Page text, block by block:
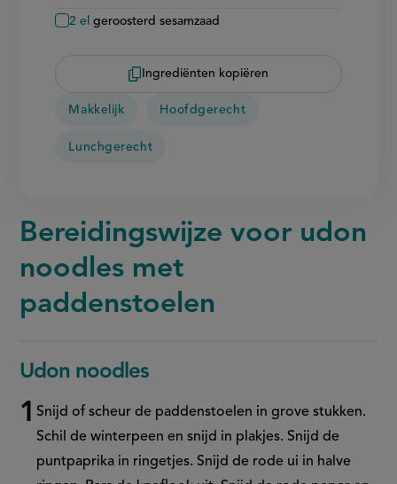
2 el geroosterd sesamzaad
Ingrediënten kopiëren
Makkelijk Hoofdgerecht
Lunchgerecht
Bereidingswijze voor udon
noodles met
paddenstoelen
Udon noodles
Snijd of scheur de paddenstoelen in grove stukken.
Schil de winterpeen en snijd in plakjes. Snijd de
puntpaprika in ringetjes. Snijd de rode ui in halve